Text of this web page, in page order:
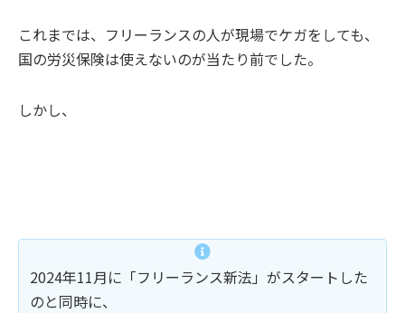
これまでは、フリーランスの人が現場でケガをしても、
国の労災保険は使えないのが当たり前でした。
しかし、
2024年11月に「フリーランス新法」がスタートした
のと同時に、